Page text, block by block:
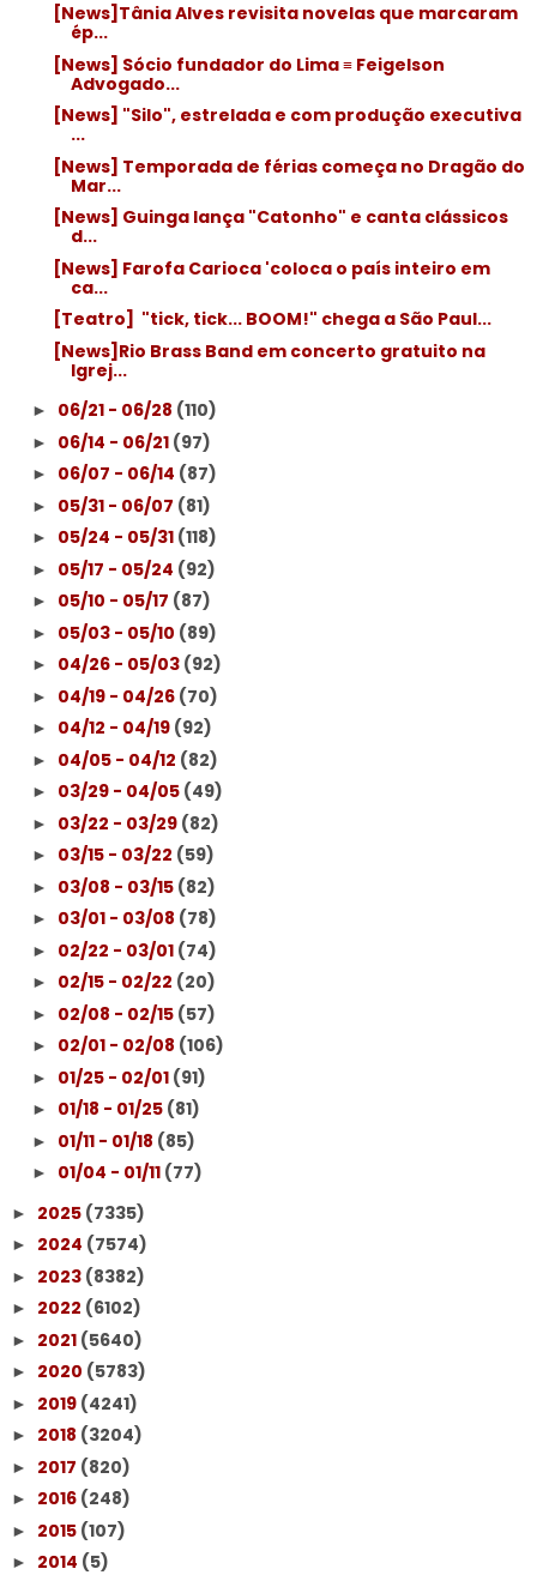
[News]Tânia Alves revisita novelas que marcaram
ép...
[News] Sócio fundador do Lima ≡ Feigelson
Advogado...
[News] "Silo", estrelada e com produção executiva
...
[News] Temporada de férias começa no Dragão do
Mar...
[News] Guinga lança "Catonho" e canta clássicos
d...
[News] Farofa Carioca 'coloca o país inteiro em
ca...
[Teatro] ­ "tick, tick... BOOM!" chega a São Paul...
[News]Rio Brass Band em concerto gratuito na
Igrej...
► 06/21 - 06/28 (110)
► 06/14 - 06/21 (97)
► 06/07 - 06/14 (87)
► 05/31 - 06/07 (81)
► 05/24 - 05/31 (118)
► 05/17 - 05/24 (92)
► 05/10 - 05/17 (87)
► 05/03 - 05/10 (89)
► 04/26 - 05/03 (92)
► 04/19 - 04/26 (70)
► 04/12 - 04/19 (92)
► 04/05 - 04/12 (82)
► 03/29 - 04/05 (49)
► 03/22 - 03/29 (82)
► 03/15 - 03/22 (59)
► 03/08 - 03/15 (82)
► 03/01 - 03/08 (78)
► 02/22 - 03/01 (74)
► 02/15 - 02/22 (20)
► 02/08 - 02/15 (57)
► 02/01 - 02/08 (106)
► 01/25 - 02/01 (91)
► 01/18 - 01/25 (81)
► 01/11 - 01/18 (85)
► 01/04 - 01/11 (77)
► 2025 (7335)
► 2024 (7574)
► 2023 (8382)
► 2022 (6102)
► 2021 (5640)
► 2020 (5783)
► 2019 (4241)
► 2018 (3204)
► 2017 (820)
► 2016 (248)
► 2015 (107)
► 2014 (5)